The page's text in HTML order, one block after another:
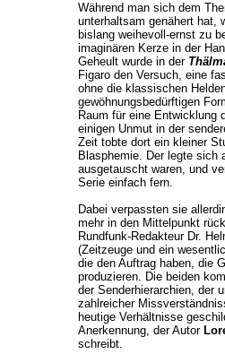
Während man sich dem
unterhaltsam genähert hat,
bislang weihevoll-ernst zu
imaginären Kerze in der
Geheult wurde in der
Figaro den Versuch, eine
ohne die klassischen
gewöhnungsbedürftigen
Raum für eine Entwicklung
einigen Unmut in der
Zeit tobte dort ein kleiner
Blasphemie. Der legte sich
ausgetauscht waren, und
Serie einfach fern.
Dabei verpassten sie
mehr in den Mittelpunkt
Rundfunk-Redakteur Dr.
(Zeitzeuge und ein
die den Auftrag haben, die
produzieren. Die beiden
der Senderhierarchien, der
zahlreicher
heutige Verhältnisse
Anerkennung, der Autor
schreibt.